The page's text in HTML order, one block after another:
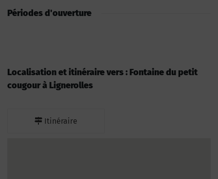
Périodes d'ouverture
Localisation et itinéraire vers : Fontaine du petit
cougour à Lignerolles
Itinéraire